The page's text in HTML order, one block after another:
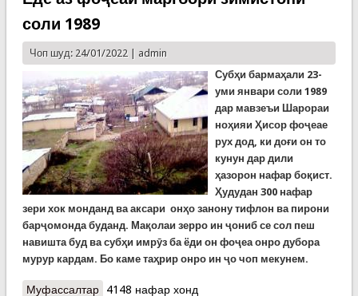
соли 1989
Чоп шуд: 24/01/2022 | admin
Субҳи бармаҳали 23-
уми январи соли 1989
дар мавзеъи Шарораи
ноҳияи Ҳисор фоҷеае
рух дод, ки доғи он то
кунун дар дили
ҳазорон нафар боқист.
Ҳудудан 300 нафар
зери хок монданд ва аксари онҳо занону тифлон ва пирони
барҷомонда буданд. Мақолаи зерро ин ҷониб се сол пеш
навишта буд ва субҳи имрӯз ба ёди он фоҷеа онро дубора
мурур кардам. Бо каме таҳрир онро ин ҷо чоп мекунем.
Муфассалтаро Ёде аз фоҷеаи маргбори зимистони соли 1989
4148 нафар хонд